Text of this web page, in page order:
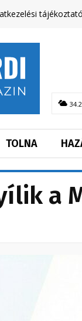
tájékoztató
34.2
TOLNA
a